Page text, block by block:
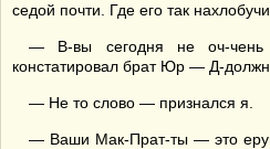
седой почти. Где его так
— В-вы сегодня не оч-
констатировал брат Юр — Д-
— Не то слово — признался я.
— Ваши Мак-Прат-ты — это